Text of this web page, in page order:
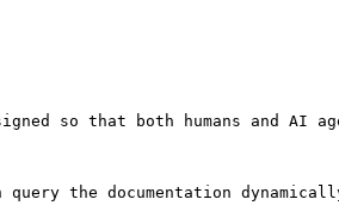
so that both humans and AI
the documentation